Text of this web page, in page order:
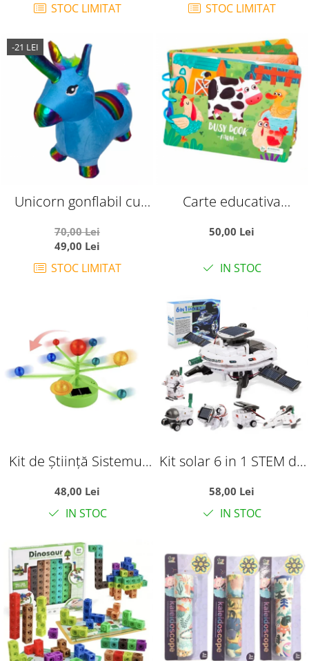
STOC LIMITAT STOC LIMITAT
-21 LEI
Unicorn gonflabil cu
si lumini, bleu
70,00 Lei
49,00 Lei
STOC LIMITAT
Carte educativa
Book Farm 2-6 ani
50,00 Lei
IN STOC
Kit de Știință Sistemul
Sistem Solar cu Energie
Solară
48,00 Lei
IN STOC
Kit solar 6 in 1 STEM de
flota Spatiului cosmic
58,00 Lei
IN STOC